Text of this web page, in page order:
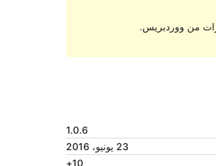
من ووردبريس.
1.0.6
23 يونيو، 2016
10+